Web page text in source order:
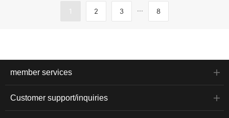
1 2 3 ... 8
member services
Customer support/inquiries